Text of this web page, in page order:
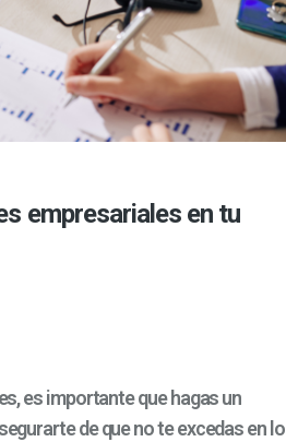
empresariales en tu
es importante que hagas un
de que no te excedas en lo